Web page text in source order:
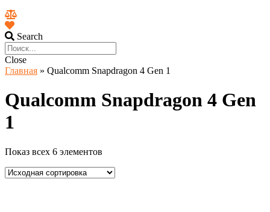
Search
Close
Главная » Qualcomm Snapdragon 4 Gen 1
Qualcomm Snapdragon 4 Gen
1
Показ всех 6 элементов